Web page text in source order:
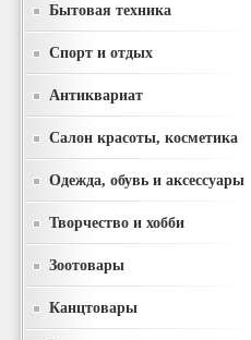
Бытовая техника
Спорт и отдых
Антиквариат
Салон красоты, косметика
Одежда, обувь и аксессуары
Творчество и хобби
Зоотовары
Канцтовары